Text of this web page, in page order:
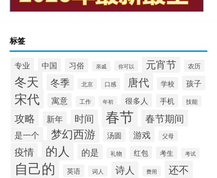
标签
专业 中国 习俗 亲戚 你可以 元宵节 农历
冬天 冬季 北京 口感 唐代 学校 孩子
宋代 寓意 工作 年初 很多人 手机 技能
攻略 新年 时间 春节 春节期间
是一个 梦幻西游 汤圆 游戏 父母
疫情 的人 的是 礼物 红包 考生 考试
自己的 英语 词人 诗人 费用 还不